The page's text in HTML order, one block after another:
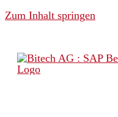
Zum Inhalt springen